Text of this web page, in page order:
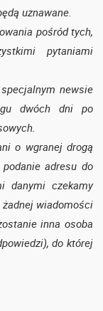
uznawane.
pośród tych,
pytaniami
newsie
dwóch dni po
o wgranej drogą
adresu do
danymi czekamy
wiadomości
inna osoba
do której